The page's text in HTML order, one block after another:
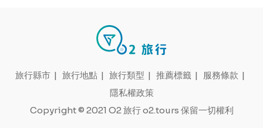
Copyright © 2021 O2 旅行 o2.tours 保留一切權利
旅行縣市| 旅行地點| 旅行類型 | 推薦標籤| 服務條款 |
隱私權政策